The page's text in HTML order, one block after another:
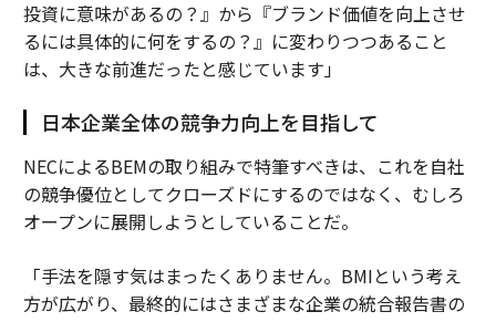
投資に意味があるの？』から『ブランド価値を向上させ
るには具体的に何をするの？』に変わりつつあること
は、大きな前進だったと感じています」
日本企業全体の競争力向上を目指して
NECによるBEMの取り組みで特筆すべきは、これを自社
の競争優位としてクローズドにするのではなく、むしろ
オープンに展開しようとしていることだ。
「手法を隠す気はまったくありません。BMIという考え
方が広がり、最終的にはさまざまな企業の統合報告書の